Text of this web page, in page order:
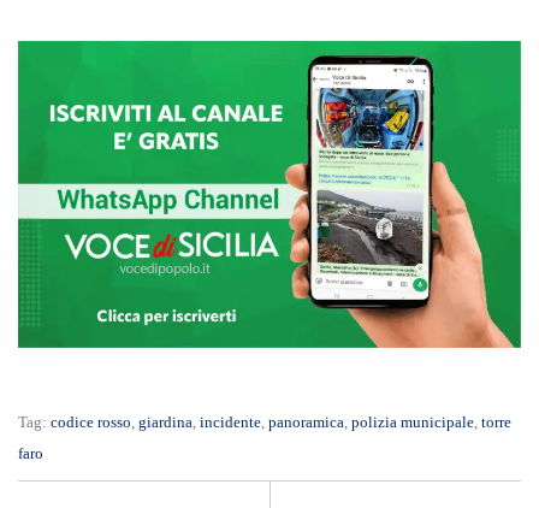
Tag: codice rosso giardina incidente panoramica polizia municipale torre
faro